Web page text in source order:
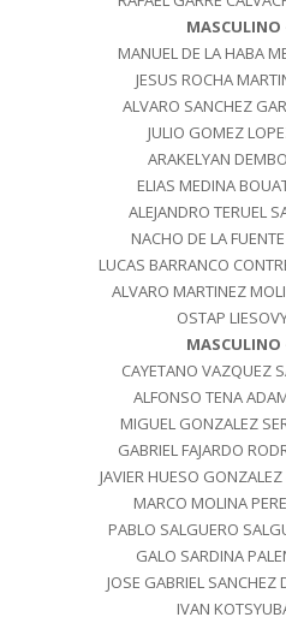
MASCULINO
MANUEL DE LA HABA
JESUS ROCHA
ALVARO SANCHEZ
JULIO GOMEZ
ARAKELYAN
ELIAS MEDINA
ALEJANDRO TERUEL
NACHO DE LA
LUCAS BARRANCO
ALVARO MARTINEZ
OSTAP
MASCULINO
CAYETANO VAZQUEZ
ALFONSO TENA
MIGUEL GONZALEZ
GABRIEL FAJARDO
JAVIER HUESO
MARCO MOLINA
PABLO SALGUERO
GALO SARDINA
JOSE GABRIEL
IVAN